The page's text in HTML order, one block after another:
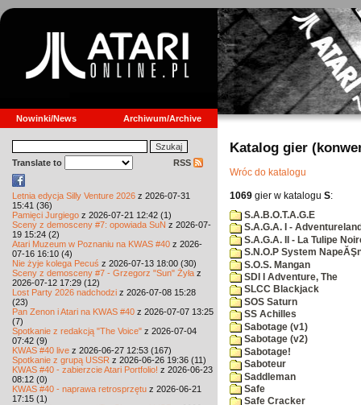
Nowinki/News Archiwum/Archive
Translate to RSS
Letnia edycja Silly Venture 2026 z 2026-07-31
15:41 (36)
Pamięci Jurgiego z 2026-07-21 12:42 (1)
Sceny z demosceny #7: opowiada SuN z 2026-07-
19 15:24 (2)
Atari Muzeum w Poznaniu na KWAS #40 z 2026-
07-16 16:10 (4)
Nie żyje kolega Pecuś z 2026-07-13 18:00 (30)
Sceny z demosceny #7 - Grzegorz "Sun" Żyła z
2026-07-12 17:29 (12)
Lost Party 2026 nadchodzi z 2026-07-08 15:28
(23)
Pan Zenon i Atari na KWAS #40 z 2026-07-07 13:25
(7)
Spotkanie z redakcją "The Voice" z 2026-07-04
07:42 (9)
KWAS #40 live z 2026-06-27 12:53 (167)
Spotkanie z grupą USSR z 2026-06-26 19:36 (11)
KWAS #40 - zabierzcie Atari Portfolio! z 2026-06-23
08:12 (0)
KWAS #40 - naprawa retrosprzętu z 2026-06-21
17:15 (1)
Katalog gier
Wróc do katalogu
1069 gier w katalogu S:
S.A.B.O.T.A.G.E
S.A.G.A. I -
S.A.G.A. II - La Tulipe
S.N.O.P System
S.O.S. Mangan
SDI I Adventure, The
SLCC Blackjack
SOS Saturn
SS Achilles
Sabotage (v1)
Sabotage (v2)
Sabotage!
Saboteur
Saddleman
Safe
Safe Cracker